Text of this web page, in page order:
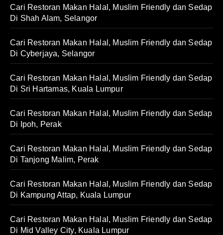
Cari Restoran Makan Halal, Muslim Friendly dan Sedap
Di Shah Alam, Selangor
Cari Restoran Makan Halal, Muslim Friendly dan Sedap
Di Cyberjaya, Selangor
Cari Restoran Makan Halal, Muslim Friendly dan Sedap
Di Sri Hartamas, Kuala Lumpur
Cari Restoran Makan Halal, Muslim Friendly dan Sedap
Di Ipoh, Perak
Cari Restoran Makan Halal, Muslim Friendly dan Sedap
Di Tanjong Malim, Perak
Cari Restoran Makan Halal, Muslim Friendly dan Sedap
Di Kampung Attap, Kuala Lumpur
Cari Restoran Makan Halal, Muslim Friendly dan Sedap
Di Mid Valley City, Kuala Lumpur